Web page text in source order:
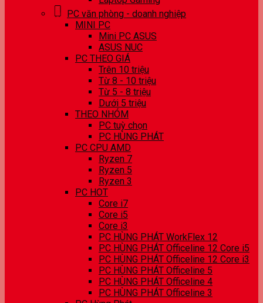
PC văn phòng - doanh nghiệp
MINI PC
Mini PC ASUS
ASUS NUC
PC THEO GIÁ
Trên 10 triệu
Từ 8 - 10 triệu
Từ 5 - 8 triệu
Dưới 5 triệu
THEO NHÓM
PC tuỳ chọn
PC HÙNG PHÁT
PC CPU AMD
Ryzen 7
Ryzen 5
Ryzen 3
PC HOT
Core i7
Core i5
Core i3
PC HÙNG PHÁT WorkFlex 12
PC HÙNG PHÁT Officeline 12 Core i5
PC HÙNG PHÁT Officeline 12 Core i3
PC HÙNG PHÁT Officeline 5
PC HÙNG PHÁT Officeline 4
PC HÙNG PHÁT Officeline 3